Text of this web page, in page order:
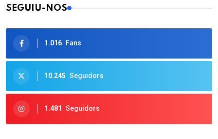
SEGUIU-NOS
1.016 Fans
10.245 Seguidors
1.481 Seguidors